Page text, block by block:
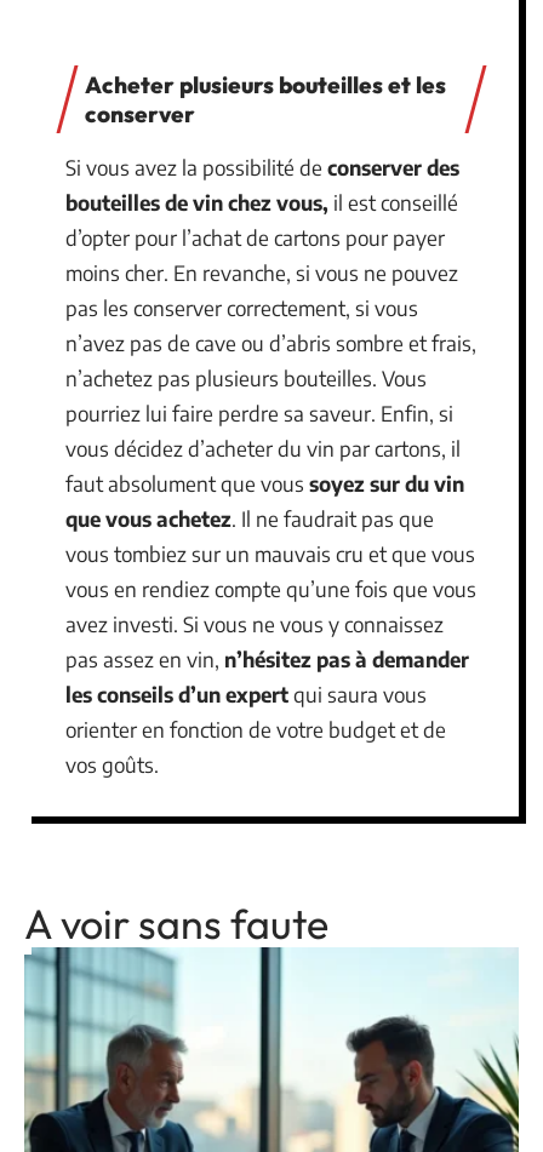
Acheter plusieurs bouteilles et les
conserver
Si vous avez la possibilité de conserver des
bouteilles de vin chez vous, il est conseillé
d’opter pour l’achat de cartons pour payer
moins cher. En revanche, si vous ne pouvez
pas les conserver correctement, si vous
n’avez pas de cave ou d’abris sombre et frais,
n’achetez pas plusieurs bouteilles. Vous
pourriez lui faire perdre sa saveur. Enfin, si
vous décidez d’acheter du vin par cartons, il
faut absolument que vous soyez sur du vin
que vous achetez. Il ne faudrait pas que
vous tombiez sur un mauvais cru et que vous
vous en rendiez compte qu’une fois que vous
avez investi. Si vous ne vous y connaissez
pas assez en vin, n’hésitez pas à demander
les conseils d’un expertqui saura vous
orienter en fonction de votre budget et de
vos goûts.
A voir sans faute